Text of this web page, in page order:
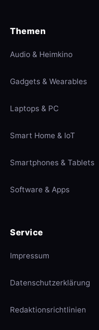
Themen
Audio & Heimkino
Gadgets & Wearables
Laptops & PC
Smart Home & IoT
Smartphones & Tablets
Software & Apps
Service
Impressum
Datenschutzerklärung
Redaktionsrichtlinien